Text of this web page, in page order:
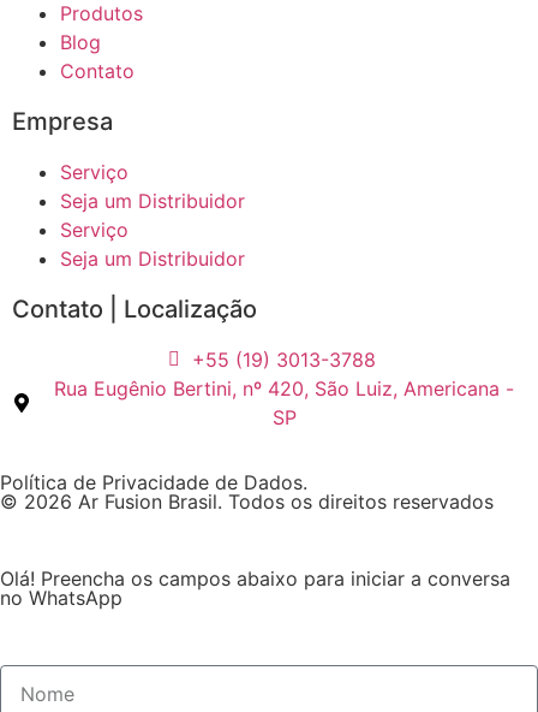
Produtos
Blog
Contato
Empresa
Serviço
Seja um Distribuidor
Serviço
Seja um Distribuidor
Contato | Localização
+55 (19) 3013-3788
Rua Eugênio Bertini, nº 420, São Luiz, Americana -
SP
Política de Privacidade de Dados.
© 2026 Ar Fusion Brasil. Todos os direitos reservados
Olá! Preencha os campos abaixo para iniciar a conversa
no WhatsApp